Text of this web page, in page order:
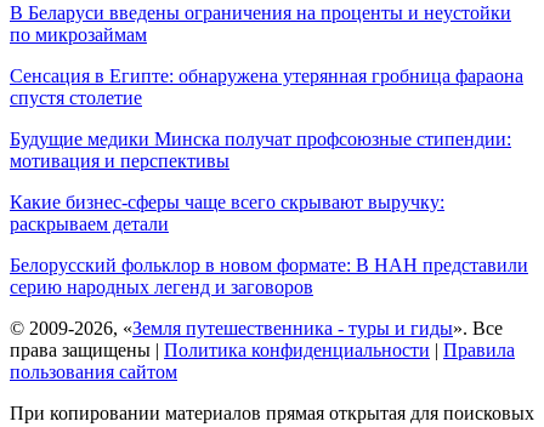
В Беларуси введены ограничения на проценты и неустойки
по микрозаймам
Сенсация в Египте: обнаружена утерянная гробница фараона
спустя столетие
Будущие медики Минска получат профсоюзные стипендии:
мотивация и перспективы
Какие бизнес-сферы чаще всего скрывают выручку:
раскрываем детали
Белорусский фольклор в новом формате: В НАН представили
серию народных легенд и заговоров
© 2009-2026, «Земля путешественника - туры и гиды». Все
права защищены | Политика конфиденциальности | Правила
пользования сайтом
При копировании материалов прямая открытая для поисковых